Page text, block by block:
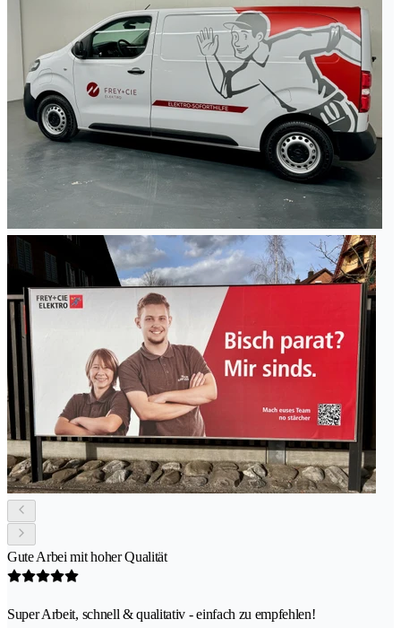
Gute Arbei mit hoher Qualität
Super Arbeit, schnell & qualitativ - einfach zu empfehlen!